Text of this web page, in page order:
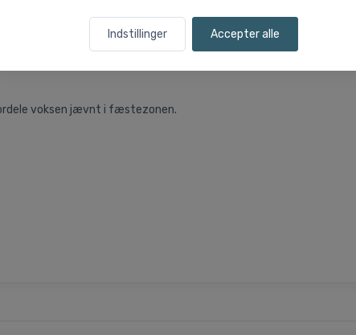
Indstillinger Accepter alle
optimalt i fugtige og varme forhold. Den dækker
anvendes som base under anden fæstevoks. Det gør den
voksen jævnt i fæstezonen.